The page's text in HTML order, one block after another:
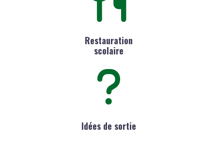
Restauration
scolaire
Idées de sortie